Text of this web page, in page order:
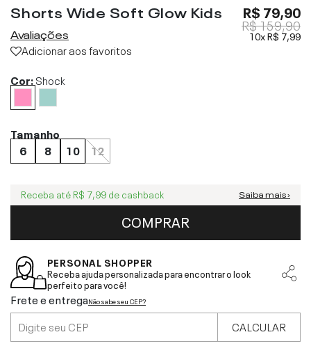
Shorts Wide Soft Glow Kids
Avaliações
Adicionar aos favoritos
R$ 79,90
R$ 159,90
10xR$ 7,99
Cor:Shock
Tamanho
6
8 10 12
Receba até R$ 7,99 de cashback Saiba mais ›
COMPRAR
PERSONAL SHOPPER
Receba ajuda personalizada para encontrar o look
perfeito para você!
Frete e entregaNão sabe seu CEP?
CALCULAR